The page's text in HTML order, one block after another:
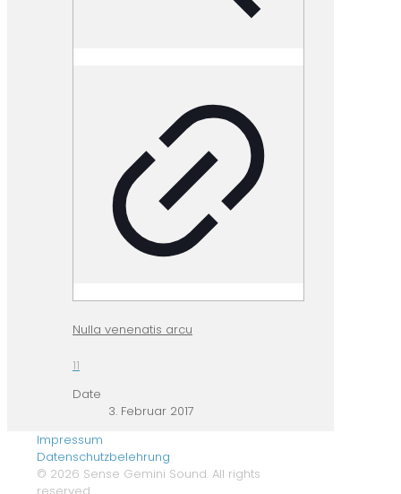
Nulla venenatis arcu
11
Date
3. Februar 2017
Impressum
Datenschutzbelehrung
© 2026 Sense Gemini Sound. All rights